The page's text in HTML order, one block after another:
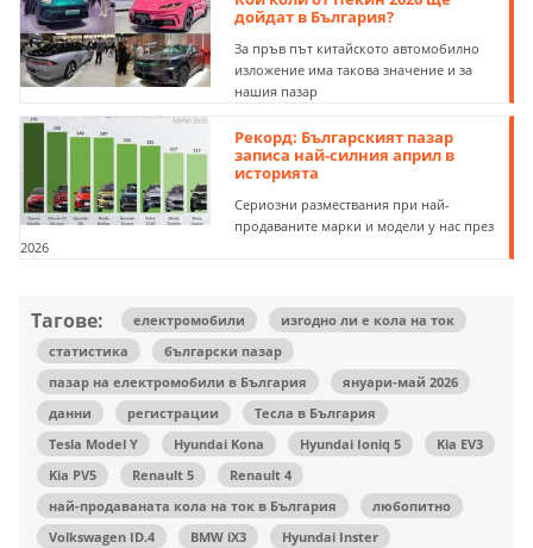
дойдат в България?
За пръв път китайското автомобилно
изложение има такова значение и за
нашия пазар
Рекорд: Българският пазар
записа най-силния април в
историята
Сериозни размествания при най-
продаваните марки и модели у нас през
2026
Тагове: електромобили
изгодно ли е кола на ток
статистика
български пазар
пазар на електромобили в България
януари-май 2026
данни
регистрации
Тесла в България
Tesla Model Y
Hyundai Kona Hyundai Ioniq 5
Kia EV3
Kia PV5
Renault 5
Renault 4
най-продаваната кола на ток в България
любопитно
Volkswagen ID.4
BMW iX3
Hyundai Inster